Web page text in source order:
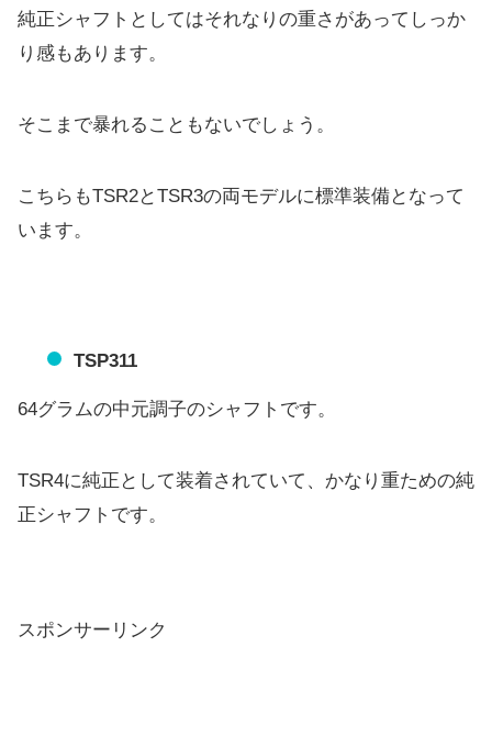
純正シャフトとしてはそれなりの重さがあってしっか
り感もありま す。
そこまで暴れることもないでしょう。
こちらもTSR2とTSR3の両モデルに標準装備となって
います。
TSP311
64グラムの中元調子のシャフトです。
TSR4に純正として装着されていて、 かなり重ための純
正シャフトです。
スポンサーリンク